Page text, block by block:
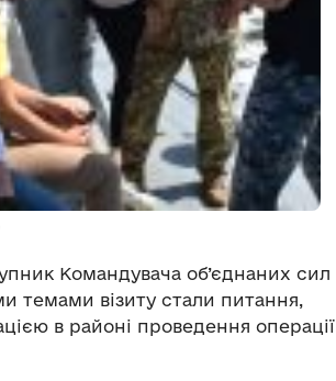
Командувача об’єднаних сил
темами візиту стали питання,
в районі проведення операції